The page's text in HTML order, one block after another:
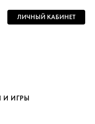
И ИГРЫ
ЛИЧНЫЙ КАБИНЕТ